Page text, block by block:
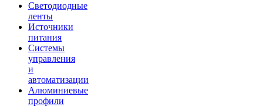
Светодиодные
ленты
Источники
питания
Системы
управления
и
автоматизации
Алюминиевые
профили